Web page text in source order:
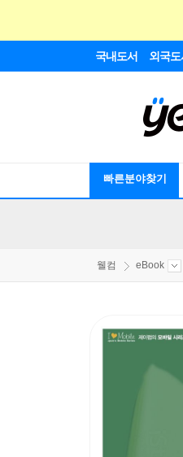
국내도서 외국도
빠른분야찾기
웰컴 eBook